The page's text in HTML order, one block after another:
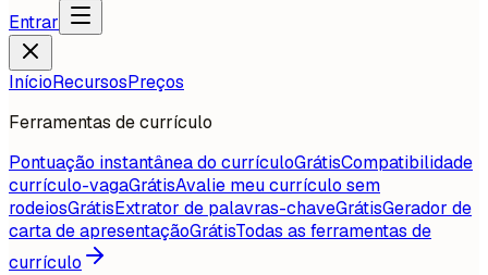
Entrar
InícioRecursosPreços
Ferramentas de currículo
Pontuação instantânea do currículoGrátisCompatibilidade
currículo-vagaGrátisAvalie meu currículo sem
rodeiosGrátisExtrator de palavras-chaveGrátisGerador de
carta de apresentaçãoGrátisTodas as ferramentas de
currículo